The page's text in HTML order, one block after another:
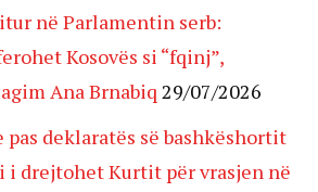
në Parlamentin serb:
Kosovës si “fqinj”,
Ana Brnabiq 29/07/2026
pas deklaratës së bashkëshortit
i drejtohet Kurtit për vrasjen në